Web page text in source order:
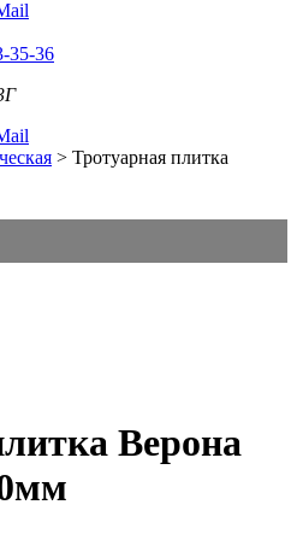
35-36
> Тротуарная плитка
Верона